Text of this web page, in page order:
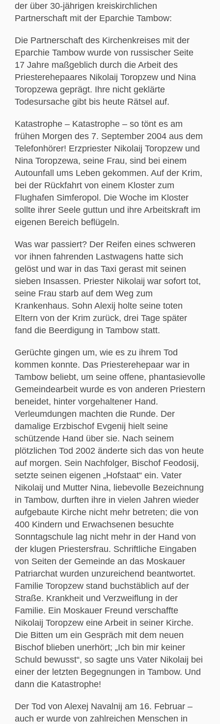
der über 30-jährigen kreiskirchlichen
Partnerschaft mit der Eparchie Tambow:
Die Partnerschaft des Kirchenkreises mit der
Eparchie Tambow wurde von russischer Seite
17 Jahre maßgeblich durch die Arbeit des
Priesterehepaares Nikolaij Toropzew und Nina
Toropzewa geprägt. Ihre nicht geklärte
Todesursache gibt bis heute Rätsel auf.
Katastrophe – Katastrophe – so tönt es am
frühen Morgen des 7. September 2004 aus dem
Telefonhörer! Erzpriester Nikolaij Toropzew und
Nina Toropzewa, seine Frau, sind bei einem
Autounfall ums Leben gekommen. Auf der Krim,
bei der Rückfahrt von einem Kloster zum
Flughafen Simferopol. Die Woche im Kloster
sollte ihrer Seele guttun und ihre Arbeitskraft im
eigenen Bereich beflügeln.
Was war passiert? Der Reifen eines schweren
vor ihnen fahrenden Lastwagens hatte sich
gelöst und war in das Taxi gerast mit seinen
sieben Insassen. Priester Nikolaij war sofort tot,
seine Frau starb auf dem Weg zum
Krankenhaus. Sohn Alexij holte seine toten
Eltern von der Krim zurück, drei Tage später
fand die Beerdigung in Tambow statt.
Gerüchte gingen um, wie es zu ihrem Tod
kommen konnte. Das Priesterehepaar war in
Tambow beliebt, um seine offene, phantasievolle
Gemeindearbeit wurde es von anderen Priestern
beneidet, hinter vorgehaltener Hand.
Verleumdungen machten die Runde. Der
damalige Erzbischof Evgenij hielt seine
schützende Hand über sie. Nach seinem
plötzlichen Tod 2002 änderte sich das von heute
auf morgen. Sein Nachfolger, Bischof Feodosij,
setzte seinen eigenen „Hofstaat“ ein. Vater
Nikolaij und Mutter Nina, liebevolle Bezeichnung
in Tambow, durften ihre in vielen Jahren wieder
aufgebaute Kirche nicht mehr betreten; die von
400 Kindern und Erwachsenen besuchte
Sonntagschule lag nicht mehr in der Hand von
der klugen Priestersfrau. Schriftliche Eingaben
von Seiten der Gemeinde an das Moskauer
Patriarchat wurden unzureichend beantwortet.
Familie Toropzew stand buchstäblich auf der
Straße. Krankheit und Verzweiflung in der
Familie. Ein Moskauer Freund verschaffte
Nikolaij Toropzew eine Arbeit in seiner Kirche.
Die Bitten um ein Gespräch mit dem neuen
Bischof blieben unerhört; „Ich bin mir keiner
Schuld bewusst“, so sagte uns Vater Nikolaij bei
einer der letzten Begegnungen in Tambow. Und
dann die Katastrophe!
Der Tod von Alexej Navalnij am 16. Februar –
auch er wurde von zahlreichen Menschen in